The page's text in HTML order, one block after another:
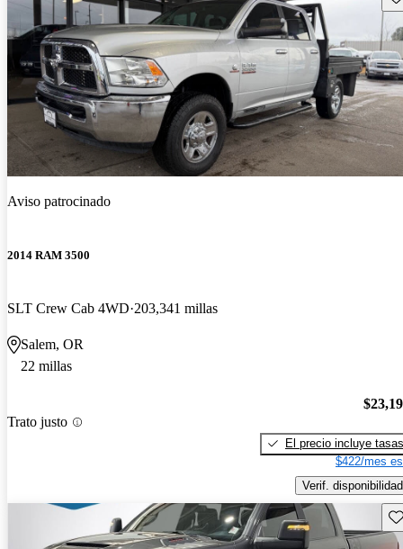
Aviso patrocinado
2014 RAM 3500
SLT Crew Cab 4WD 203,341 millas
Salem, OR
22 millas
Trato justo
El precio incluye tasas
$422/mes
Verif. disponibilidad